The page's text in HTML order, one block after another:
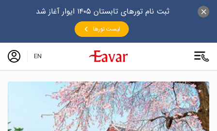
ثبت نام تورهای تابستان ۱۴۰۵ ایوار آغاز شد
لیست تورها
EN